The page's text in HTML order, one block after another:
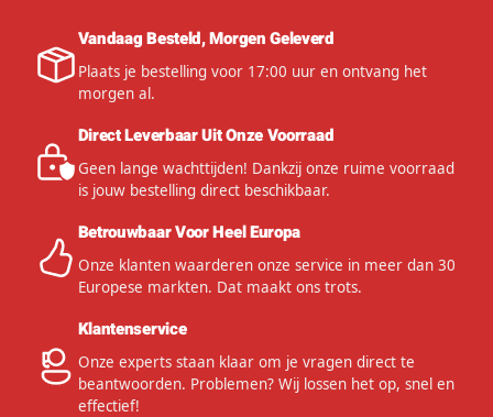
Vandaag Besteld, Morgen Geleverd
Plaats je bestelling voor 17:00 uur en ontvang het
morgen al.
Direct Leverbaar Uit Onze Voorraad
Geen lange wachttijden! Dankzij onze ruime voorraad
is jouw bestelling direct beschikbaar.
Betrouwbaar Voor Heel Europa
Onze klanten waarderen onze service in meer dan 30
Europese markten. Dat maakt ons trots.
Klantenservice
Onze experts staan klaar om je vragen direct te
beantwoorden. Problemen? Wij lossen het op, snel en
effectief!